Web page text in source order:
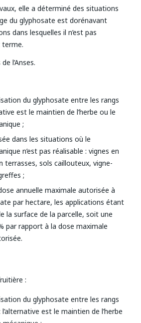
elle a déterminé des situations
du glyphosate est dorénavant
dans lesquelles il n’est pas
l’Anses.
du glyphosate entre les rangs
est le maintien de l’herbe ou le
;
dans les situations où le
n’est pas réalisable : vignes en
terrasses, sols caillouteux, vigne-
;
annuelle maximale autorisée à
par hectare, les applications étant
la surface de la parcelle, soit une
par rapport à la dose maximale
:
du glyphosate entre les rangs
l’alternative est le maintien de l’herbe